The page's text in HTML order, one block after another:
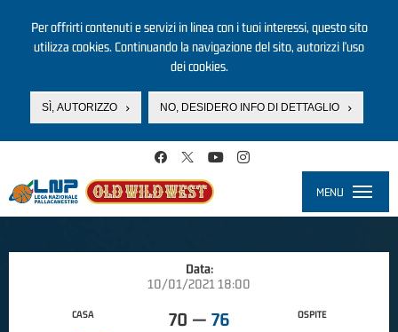
Per offrirti contenuti e servizi in linea con i tuoi interessi, questo sito
utilizza cookies. Continuando la navigazione del sito, autorizzi l’uso
dei cookies.
SÌ, AUTORIZZO NO, DESIDERO INFO DI DETTAGLIO
MENU
Data:
10/01/2021 18:00
CASA 70 — 76 OSPITE